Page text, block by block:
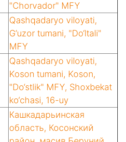
"Chorvador" MFY
Qashqadaryo viloyati,
G‘uzor tumani, "Do‘ltali"
MFY
Qashqadaryo viloyati,
Koson tumani, Koson,
"Do‘stlik" MFY, Shoxbekat
ko‘chasi, 16-uy
Кашкадарьинская
область, Косонский